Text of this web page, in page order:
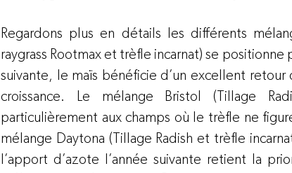
Regardons plus en détails les différents
raygrass Rootmax et trèfle incarnat) se positionne
suivante, le maïs bénéficie d’un excellent
croissance. Le mélange Bristol (Tillage
particulièrement aux champs où le trèfle ne
mélange Daytona (Tillage Radish et trèfle
l’apport d’azote l’année suivante retient la